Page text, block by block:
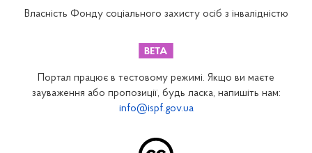
Закарпатське відділення
Запорізьке відділення
Власність Фонду соціального захисту осіб з інвалідністю
Портал працює в тестовому режимі. Якщо ви маєте
зауваження або пропозиції, будь ласка, напишіть нам:
info@ispf.gov.ua